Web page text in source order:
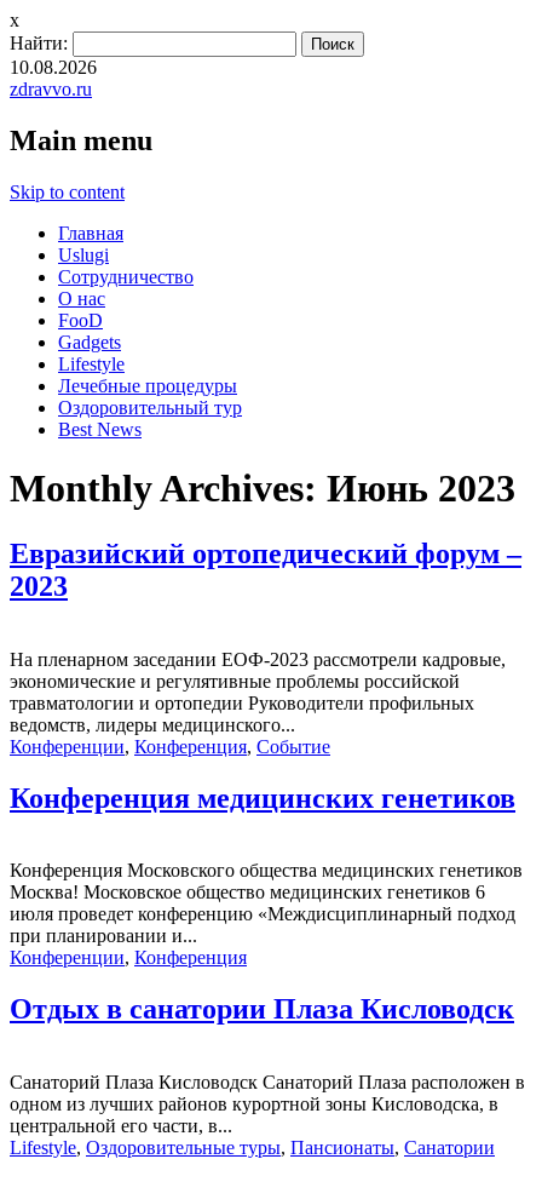
x
Найти:
10.08.2026
zdravvo.ru
Main menu
Skip to content
Главная
Uslugi
Сотрудничество
О нас
FooD
Gadgets
Lifestyle
Лечебные процедуры
Оздоровительный тур
Best News
Monthly Archives: Июнь 2023
Евразийский ортопедический форум –
2023
На пленарном заседании ЕОФ-2023 рассмотрели кадровые,
экономические и регулятивные проблемы российской
травматологии и ортопедии Руководители профильных
ведомств, лидеры медицинского...
Конференции, Конференция, Событие
Конференция медицинских генетиков
Конференция Московского общества медицинских генетиков
Москва! Московское общество медицинских генетиков 6
июля проведет конференцию «Междисциплинарный подход
при планировании и...
Конференции, Конференция
Отдых в санатории Плаза Кисловодск
Санаторий Плаза Кисловодск Санаторий Плаза расположен в
одном из лучших районов курортной зоны Кисловодска, в
центральной его части, в...
Lifestyle, Оздоровительные туры, Пансионаты, Санатории